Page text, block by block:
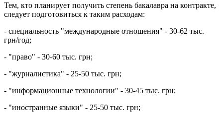
Тем, кто планирует получить степень бакалавра на контракте,
следует подготовиться к таким расходам:
- специальность "международные отношения" - 30-62 тыс.
грн/год;
- "право" - 30-60 тыс. грн;
- "журналистика" - 25-50 тыс. грн;
- "информационные технологии" - 30-45 тыс. грн;
- "иностранные языки" - 25-50 тыс. грн;